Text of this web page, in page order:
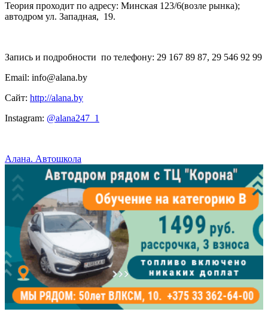
Теория проходит по адресу: Минская 123/6(возле рынка);
автодром ул. Западная, 19.
Запись и подробности по телефону: 29 167 89 87, 29 546 92 99
Email: info@alana.by
Сайт: http://alana.by
Instagram: @alana247_1
Алана. Автошкола